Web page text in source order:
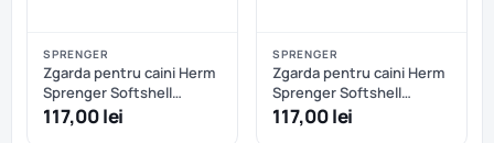
SPRENGER
Zgarda pentru caini Herm
Sprenger Softshell
reglabila - S/M - Oranj
117,00 lei
SPRENGER
Zgarda pentru caini Herm
Sprenger Softshell
reglabila - S/M -
Oranj+Kaki
117,00 lei